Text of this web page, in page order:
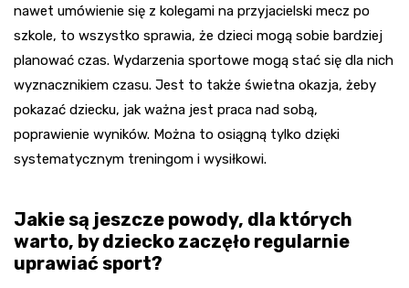
nawet umówienie się z kolegami na przyjacielski mecz po
szkole, to wszystko sprawia, że dzieci mogą sobie bardziej
planować czas. Wydarzenia sportowe mogą stać się dla nich
wyznacznikiem czasu. Jest to także świetna okazja, żeby
pokazać dziecku, jak ważna jest praca nad sobą,
poprawienie wyników. Można to osiągną tylko dzięki
systematycznym treningom i wysiłkowi.
Jakie są jeszcze powody, dla których
warto, by dziecko zaczęło regularnie
uprawiać sport?